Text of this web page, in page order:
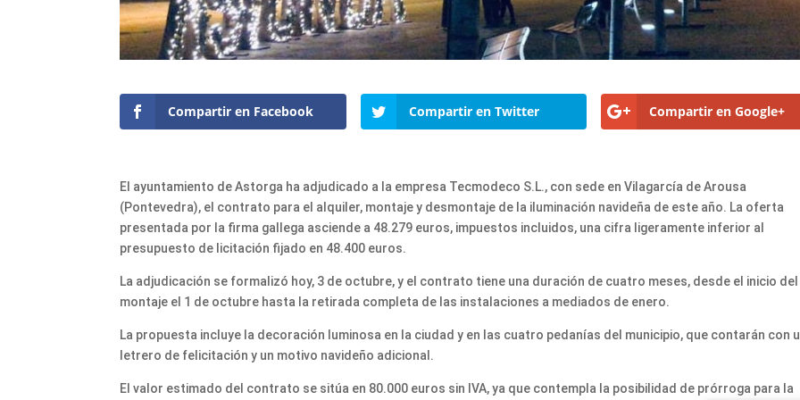
Compartir en Facebook Compartir en Twitter Compartir en Google+
El ayuntamiento de Astorga ha adjudicado a la empresa Tecmodeco S.L., con sede en Vilagarcía de Arousa
(Pontevedra), el contrato para el alquiler, montaje y desmontaje de la iluminación navideña de este año. La oferta
presentada por la firma gallega asciende a 48.279 euros, impuestos incluidos, una cifra ligeramente inferior al
presupuesto de licitación fijado en 48.400 euros.
La adjudicación se formalizó hoy, 3 de octubre, y el contrato tiene una duración de cuatro meses, desde el inicio del
montaje el 1 de octubre hasta la retirada completa de las instalaciones a mediados de enero.
La propuesta incluye la decoración luminosa en la ciudad y en las cuatro pedanías del municipio, que contarán con
letrero de felicitación y un motivo navideño adicional.
El valor estimado del contrato se sitúa en 80.000 euros sin IVA, ya que contempla la posibilidad de prórroga para la